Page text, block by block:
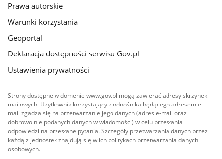
Prawa autorskie
Warunki korzystania
Geoportal
Deklaracja dostępności serwisu Gov.pl
Ustawienia prywatności
Strony dostępne w domenie www.gov.pl mogą zawierać adresy skrzynek
mailowych. Użytkownik korzystający z odnośnika będącego adresem e-
mail zgadza się na przetwarzanie jego danych (adres e-mail oraz
dobrowolnie podanych danych w wiadomości) w celu przesłania
odpowiedzi na przesłane pytania. Szczegóły przetwarzania danych przez
każdą z jednostek znajdują się w ich politykach przetwarzania danych
osobowych.